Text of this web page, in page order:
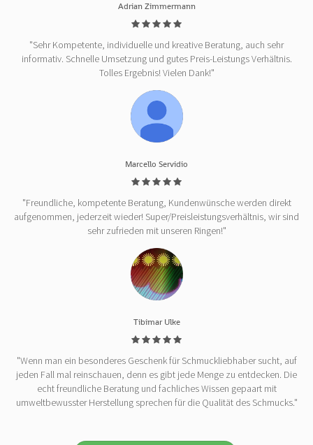
Adrian Zimmermann
"Sehr Kompetente, individuelle und kreative Beratung, auch sehr
informativ. Schnelle Umsetzung und gutes Preis-Leistungs Verhältnis.
Tolles Ergebnis! Vielen Dank!"
Marcello Servidio
"Freundliche, kompetente Beratung, Kundenwünsche werden direkt
aufgenommen, jederzeit wieder! Super/Preisleistungsverhältnis, wir sind
sehr zufrieden mit unseren Ringen!"
Tibimar Ulke
"Wenn man ein besonderes Geschenk für Schmuckliebhaber sucht, auf
jeden Fall mal reinschauen, denn es gibt jede Menge zu entdecken. Die
echt freundliche Beratung und fachliches Wissen gepaart mit
umweltbewusster Herstellung sprechen für die Qualität des Schmucks."